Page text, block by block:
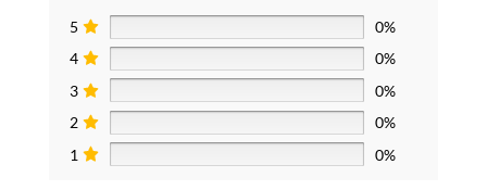
5
0%
4
0%
3
0%
2
0%
1
0%